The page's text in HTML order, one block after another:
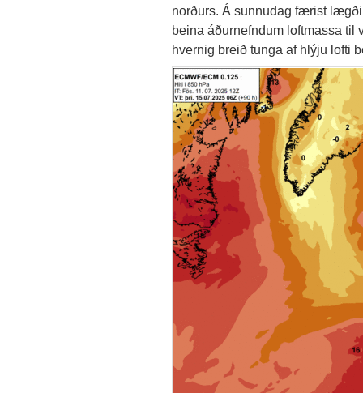
norðurs. Á sunnudag færist
beina áðurnefndum loftmassa til
hvernig breið tunga af hlýju lofti